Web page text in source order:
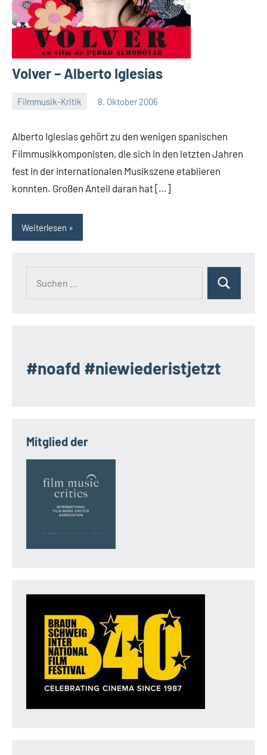
Volver – Alberto Iglesias
Filmmusik-Kritik 8. Oktober 2006
Alberto Iglesias gehört zu den wenigen spanischen
Filmmusikkomponisten, die sich in den letzten Jahren
fest in der internationalen Musikszene etablieren
konnten. Großen Anteil daran hat […]
Weiterlesen
Suchen
#noafd #niewiederistjetzt
Mitglied der